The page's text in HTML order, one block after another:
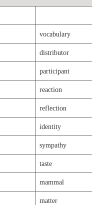
vocabulary
distributor
participant
reaction
reflection
identity
sympathy
taste
mammal
matter